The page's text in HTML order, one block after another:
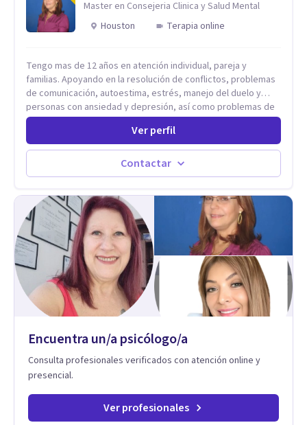
Master en Consejeria Clinica y Salud Mental
Houston
Terapia online
Tengo mas de 12 años en atención individual, pareja y
familias. Apoyando en la resolución de conflictos, problemas
de comunicación, autoestima, estrés, manejo del duelo y
personas con ansiedad y depresión, así como problemas de
conducta y comportamiento. Desarrollo de personas
Estableciendo metas a corto y largo plazo, es vital para la
vida de cada uno tener su propia vision.
Ver perfil
Contactar
Encuentra un/a psicólogo/a
Consulta profesionales verificados con atención online y
presencial.
Ver profesionales